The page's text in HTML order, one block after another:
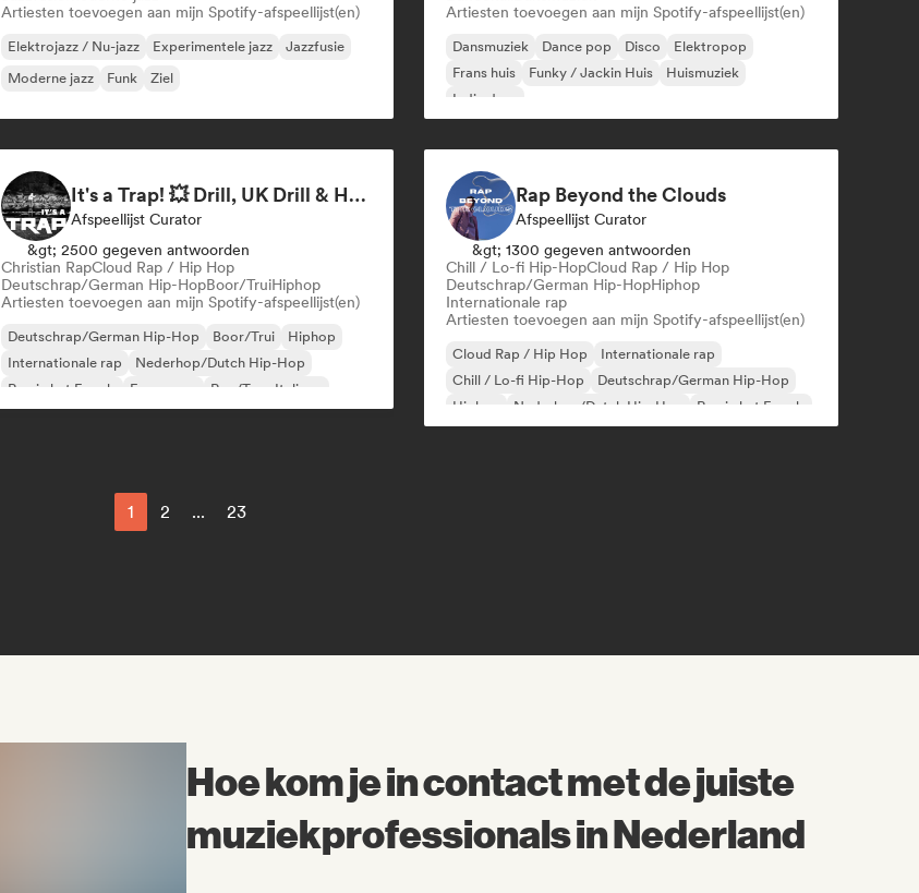
Artiesten toevoegen aan mijn Spotify-afspeellijst(en)
Elektrojazz / Nu-jazz Experimentele jazz
Jazzfusie
Moderne jazz
Funk Ziel
Artiesten toevoegen aan mijn Spotify-afspeellijst(en)
Dansmuziek Dance pop Disco
Elektropop
Frans huis
Funky / Jackin Huis
Huismuziek
Indie dans
It's a Trap! 💥 Drill, UK Drill & Hard-Hitting Trap
Afspeellijst Curator
&gt; 2500 gegeven antwoorden
Christian RapCloud Rap / Hip Hop
Deutschrap/German Hip-HopBoor/TruiHiphop
Artiesten toevoegen aan mijn Spotify-afspeellijst(en)
Deutschrap/German Hip-Hop Boor/Trui
Hiphop
Internationale rap
Nederhop/Dutch Hip-Hop
Rap in het Engels
Franse rap Rap/Trap Italiano
Rap Beyond the Clouds
Afspeellijst Curator
&gt; 1300 gegeven antwoorden
Chill / Lo-fi Hip-HopCloud Rap / Hip Hop
Deutschrap/German Hip-HopHiphop
Internationale rap
Artiesten toevoegen aan mijn Spotify-afspeellijst(en)
Cloud Rap / Hip Hop
Internationale rap
Chill / Lo-fi Hip-Hop
Deutschrap/German Hip-Hop
Hiphop
Nederhop/Dutch Hip-Hop
Rap in het Engels
1 2 ... 23
Hoe kom je in contact met de juiste
muziekprofessionals in Nederland